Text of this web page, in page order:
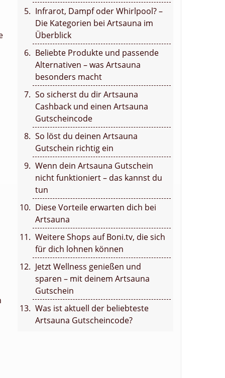
Infrarot, Dampf oder Whirlpool? –
Die Kategorien bei Artsauna im
Überblick
Beliebte Produkte und passende
Alternativen – was Artsauna
besonders macht
So sicherst du dir Artsauna
Cashback und einen Artsauna
Gutscheincode
So löst du deinen Artsauna
Gutschein richtig ein
Wenn dein Artsauna Gutschein
nicht funktioniert – das kannst du
tun
Diese Vorteile erwarten dich bei
Artsauna
Weitere Shops auf Boni.tv, die sich
für dich lohnen können
Jetzt Wellness genießen und
sparen – mit deinem Artsauna
Gutschein
Was ist aktuell der beliebteste
Artsauna Gutscheincode?